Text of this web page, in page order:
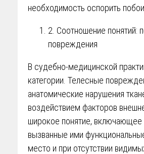
необходимость оспорить побои.
2. Соотношение понятий:
повреждения
В судебно-медицинской
категории. Телесные
анатомические нарушения
воздействием факторов
широкое понятие, включающее
вызванные ими
место и при отсутствии